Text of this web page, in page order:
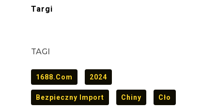
Targi
TAGI
1688.com 2024
Bezpieczny Import Chiny Cło